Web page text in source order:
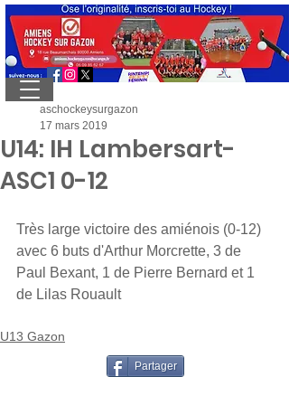
U14: IH Lambersart-
ASC1 0-12
aschockeysurgazon
17 mars 2019
Très large victoire des amiénois (0-12)
avec 6 buts d'Arthur Morcrette, 3 de
Paul Bexant, 1 de Pierre Bernard et 1
de Lilas Rouault
U13 Gazon
Partager